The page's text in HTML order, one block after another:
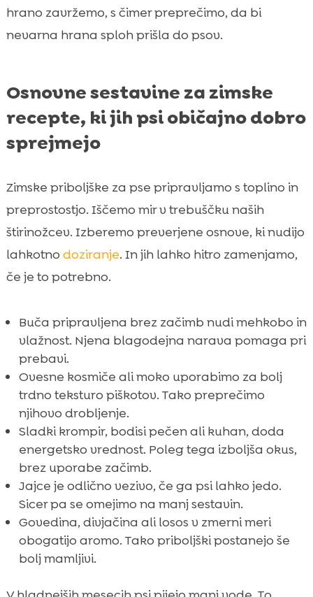
hrano zavržemo, s čimer preprečimo, da bi
nevarna hrana sploh prišla do psov.
Osnovne sestavine za zimske
recepte, ki jih psi običajno dobro
sprejmejo
Zimske priboljške za pse pripravljamo s toplino in
preprostostjo. Iščemo mir v trebuščku naših
štirinožcev. Izberemo preverjene osnove, ki nudijo
lahkotno doziranje. In jih lahko hitro zamenjamo,
če je to potrebno.
Buča pripravljena brez začimb nudi mehkobo in
vlažnost. Njena blagodejna narava pomaga pri
prebavi.
Ovesne kosmiče ali moko uporabimo za bolj
trdno teksturo piškotov. Tako preprečimo
njihovo drobljenje.
Sladki krompir, bodisi pečen ali kuhan, doda
energetsko vrednost. Poleg tega izboljša okus,
brez uporabe začimb.
Jajce je odlično vezivo, če ga psi lahko jedo.
Sicer pa se omejimo na manj sestavin.
Govedina, divjačina ali losos v zmerni meri
obogatijo aromo. Tako priboljški postanejo še
bolj mamljivi.